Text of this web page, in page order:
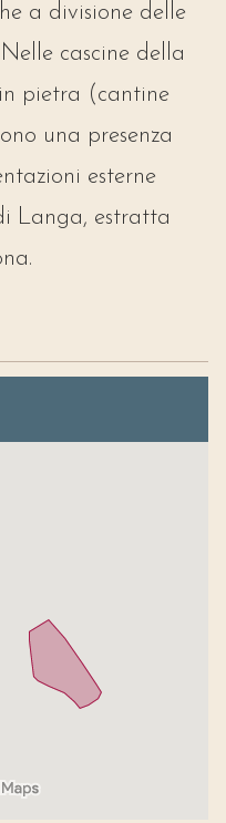
a divisione delle
cascine della
pietra (cantine
una presenza
esterne
Langa, estratta